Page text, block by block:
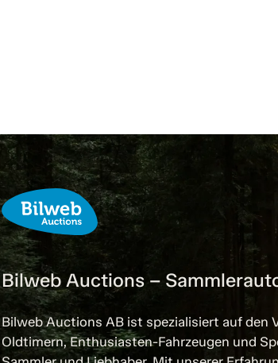
Bilweb Auctions –
Bilweb Auctions AB ist spezialisiert auf den
Oldtimern, Enthusiasten-Fahrzeugen und